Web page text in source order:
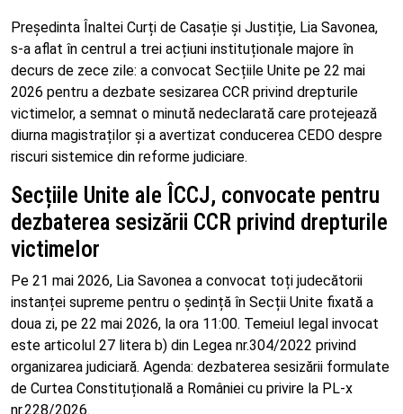
Președinta Înaltei Curți de Casație și Justiție, Lia Savonea,
s-a aflat în centrul a trei acțiuni instituționale majore în
decurs de zece zile: a convocat Secțiile Unite pe 22 mai
2026 pentru a dezbate sesizarea CCR privind drepturile
victimelor, a semnat o minută nedeclarată care protejează
diurna magistraților și a avertizat conducerea CEDO despre
riscuri sistemice din reforme judiciare.
Secțiile Unite ale ÎCCJ, convocate pentru
dezbaterea sesizării CCR privind drepturile
victimelor
Pe 21 mai 2026, Lia Savonea a convocat toți judecătorii
instanței supreme pentru o ședință în Secții Unite fixată a
doua zi, pe 22 mai 2026, la ora 11:00. Temeiul legal invocat
este articolul 27 litera b) din Legea nr.304/2022 privind
organizarea judiciară. Agenda: dezbaterea sesizării formulate
de Curtea Constituțională a României cu privire la PL-x
nr.228/2026.